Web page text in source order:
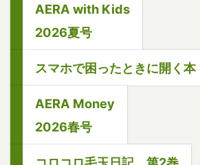
AERA with Kids
2026夏号
スマホで困ったときに開く本
AERA Money
2026春号